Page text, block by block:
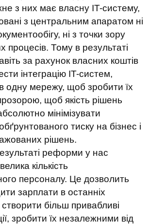
з них має власну IT-систему,
з центральним апаратом ні
ні з точки зору
процесів. Тому в результаті
за рахунок власних коштів
інтеграцію IT-систем,
в одну мережу, щоб зробити їх
щоб якість рішень
мінімізувати
тиску на бізнес і
рішень.
реформи у нас
кількість
персоналу. Це дозволить
зарплати в останніх
створити більш привабливі
зробити їх незалежними від